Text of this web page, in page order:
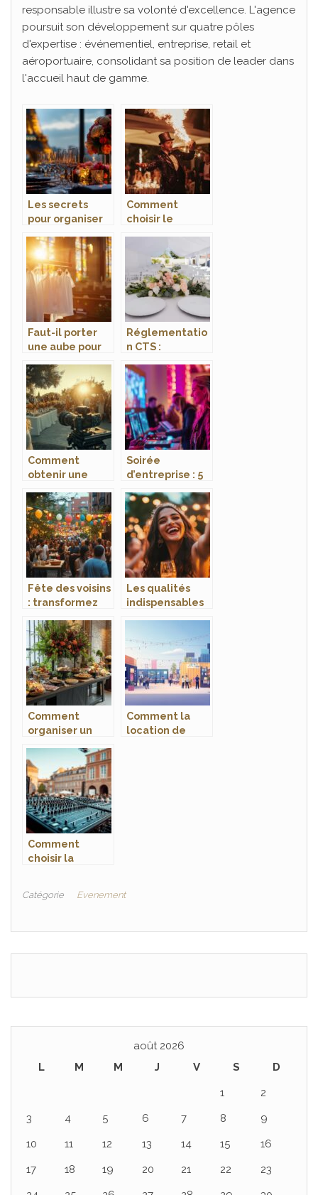
responsable illustre sa volonté d'excellence. L'agence
poursuit son développement sur quatre pôles
d'expertise : événementiel, entreprise, retail et
aéroportuaire, consolidant sa position de leader dans
l'accueil haut de gamme.
Les secrets
pour organiser
d’entreprise
haut de gamme
à Paris
Comment
choisir le
Antibes pour
votre
événement
Faut-il porter
une aube pour
communion ?
Guide complet
pour les parents
Réglementatio
n CTS :
n des
événements
sous chapiteaux
Comment
obtenir une
pour filmer
votre
événement à
moindre coût
Soirée
d’entreprise : 5
pour souder vos
équipes de
façon originale
Fête des voisins
: transformez
d’immeuble en
zone d’échange
et de partage
Les qualités
indispensables
idéal de vos
événements
Comment
organiser un
respectant les
normes
d’hygiène
alimentaire
Comment la
location de
Comment
choisir la
Toulouse pour
evenements
Catégorie Evenement
août 2026
L
M M J V S
D
1
2
3
4 5 6 7 8
9
10
11 12 13 14 15
16
17
18 19 20 21 22
23